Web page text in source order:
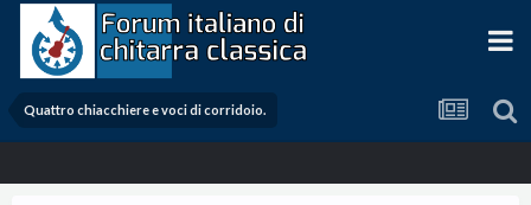
Quattro chiacchiere e voci di corridoio.